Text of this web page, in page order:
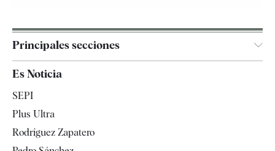
Principales secciones
España
Televisión
Es Noticia
SEPI
Plus Ultra
Rodríguez Zapatero